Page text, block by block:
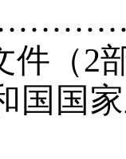
件（2
国国